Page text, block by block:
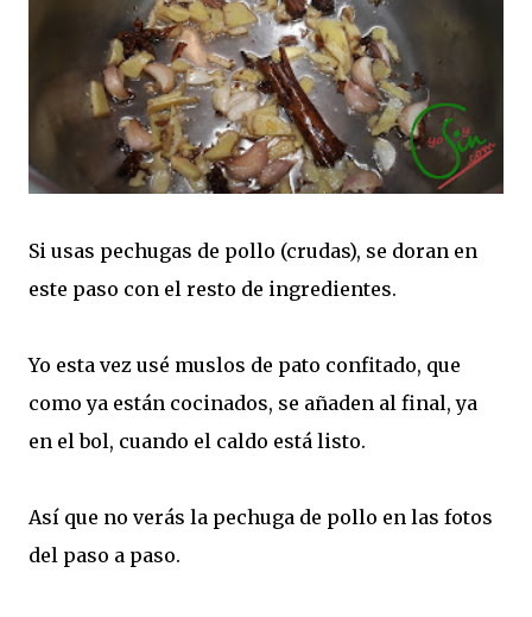
Si usas pechugas de pollo (crudas), se doran en
este paso con el resto de ingredientes.
Yo esta vez usé muslos de pato confitado, que
como ya están cocinados, se añaden al final, ya
en el bol, cuando el caldo está listo.
Así que no verás la pechuga de pollo en las fotos
del paso a paso.